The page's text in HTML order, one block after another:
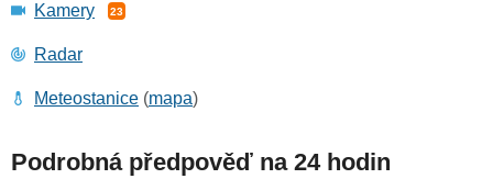
Kamery 23
Radar
Meteostanice (mapa)
Podrobná předpověď na 24 hodin